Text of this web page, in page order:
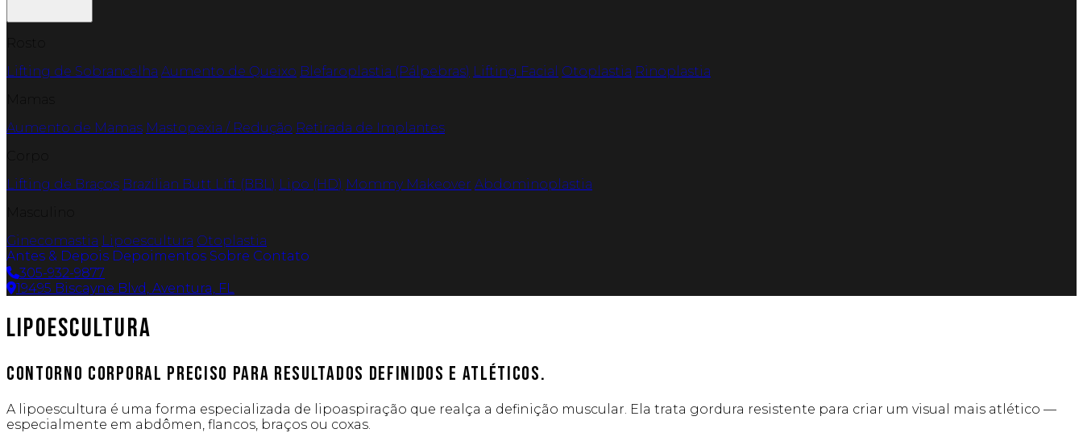
Rosto
Lifting de Sobrancelha Aumento de Queixo Blefaroplastia (Pálpebras) Lifting Facial Otoplastia Rinoplastia
Aumento de Mamas Mastopexia / Redução Retirada de Implantes
Lifting de Braços Brazilian Butt Lift (BBL) Lipo (HD) Mommy Makeover Abdominoplastia
Ginecomastia Lipoescultura Otoplastia
Antes & Depois Depoimentos Sobre Contato
305-932-9877
19495 Biscayne Blvd, Aventura, FL
Lipoescultura
Contorno corporal preciso para resultados definidos e atléticos.
A lipoescultura é uma forma especializada de lipoaspiração que realça a definição muscular. Ela trata gordura resistente para criar um visual mais atlético —
especialmente em abdômen, flancos, braços ou coxas.